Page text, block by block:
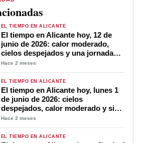
EL TIEMPO EN ALICANTE
El tiempo en Alicante hoy, 12 de
junio de 2026: calor moderado,
cielos despejados y una jornada
ideal para disfrutar de la costa
Hace 2 meses
EL TIEMPO EN ALICANTE
El tiempo en Alicante hoy, lunes 1
de junio de 2026: cielos
despejados, calor moderado y sin
lluvia para arrancar el mes
Hace 2 meses
EL TIEMPO EN ALICANTE